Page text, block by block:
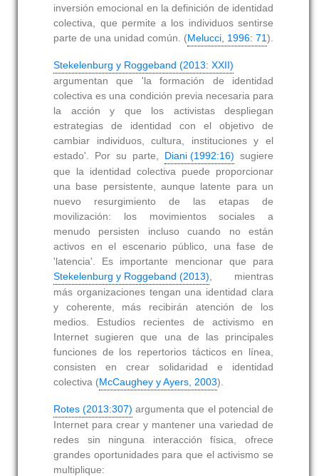
inversión emocional en la definición de identidad
colectiva, que permite a los individuos sentirse
parte de una unidad común. (Melucci, 1996: 71).
Stekelenburg y Roggeband (2013: XXII)
argumentan que 'la formación de identidad
colectiva es una condición previa necesaria para
la acción y que los activistas despliegan
estrategias de identidad con el objetivo de
cambiar individuos, cultura, instituciones y el
estado'. Por su parte, Diani (1992:16) sugiere
que la identidad colectiva puede proporcionar
una base persistente, aunque latente para un
nuevo resurgimiento de las etapas de
movilización: los movimientos sociales a
menudo persisten incluso cuando no están
activos en el escenario público, una fase de
'latencia'. Es importante mencionar que para
Stekelenburg y Roggeband (2013) , mientras
más organizaciones tengan una identidad clara
y coherente, más recibirán atención de los
medios. Estudios recientes de activismo en
Internet sugieren que una de las principales
funciones de los repertorios tácticos en línea,
consisten en crear solidaridad e identidad
colectiva (McCaughey y Ayers, 2003).
Rotes (2013:307) argumenta que el potencial de
Internet para crear y mantener una variedad de
redes sin ninguna interacción física, ofrece
grandes oportunidades para que el activismo se
multiplique: